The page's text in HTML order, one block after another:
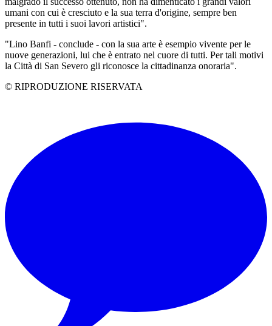
umani con cui è cresciuto e la sua terra d'origine, sempre ben
presente in tutti i suoi lavori artistici".
"Lino Banfi - conclude - con la sua arte è esempio vivente per le
nuove generazioni, lui che è entrato nel cuore di tutti. Per tali motivi
la Città di San Severo gli riconosce la cittadinanza onoraria".
© RIPRODUZIONE RISERVATA